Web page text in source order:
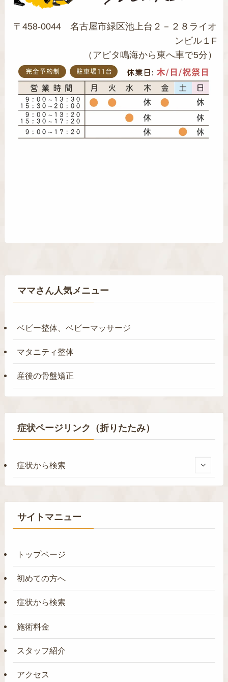
〒458-0044 名古屋市緑区池上台２－２８ライオ
ンビル１F
（アピタ鳴海から東へ車で5分）
ママさん人気メニュー
ベビー整体、ベビーマッサージ
マタニティ整体
産後の骨盤矯正
症状ページリンク（折りたたみ）
症状から検索
サイトマニュー
トップページ
初めての方へ
症状から検索
施術料金
スタッフ紹介
アクセス